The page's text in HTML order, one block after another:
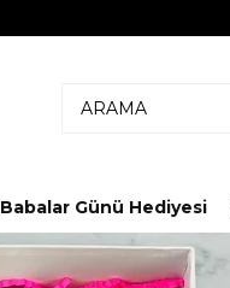
Babalar Günü Hediyesi